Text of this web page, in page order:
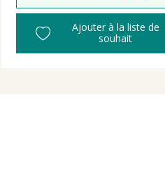
Ajouter à la liste de
souhait